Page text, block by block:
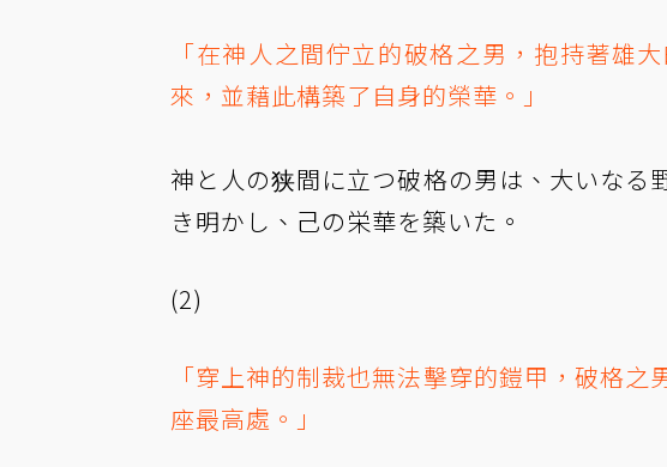
「在神人之間佇立的破格之男，抱持著雄
來，並藉此構築了自身的榮華。」
神と人の狭間に立つ破格の男は、大いな
き明かし、己の栄華を築いた。
(2)
「穿上神的制裁也無法擊穿的鎧甲，破格
座最高處。」